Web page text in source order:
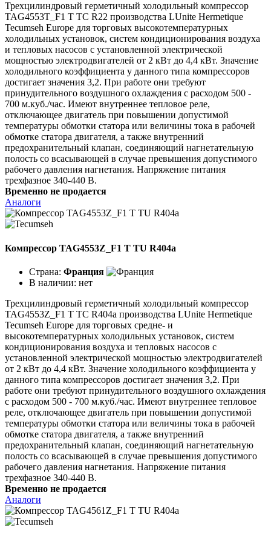
Трехцилиндровый герметичный холодильный компрессор
TAG4553T_F1 T TC R22 производства LUnite Hermetique
Tecumseh Europe для торговых высокотемпературных
холодильных установок, систем кондиционирования воздуха
и тепловых насосов с установленной электрической
мощностью электродвигателей от 2 кВт до 4,4 кВт. Значение
холодильного коэффициента у данного типа компрессоров
достигает значения 3,2. При работе они требуют
принудительного воздушного охлаждения с расходом 500 -
700 м.куб./час. Имеют внутреннее тепловое реле,
отключающее двигатель при повышении допустимой
температуры обмотки статора или величины тока в рабочей
обмотке статора двигателя, а также внутренний
предохранительный клапан, соединяющий нагнетательную
полость со всасывающей в случае превышения допустимого
рабочего давления нагнетания. Напряжение питания
трехфазное 340-440 В.
Временно не продается
Аналоги
Компрессор TAG4553Z_F1 T TU R404a
Страна: Франция
В наличии: нет
Трехцилиндровый герметичный холодильный компрессор
TAG4553Z_F1 T TC R404a производства LUnite Hermetique
Tecumseh Europe для торговых средне- и
высокотемпературных холодильных установок, систем
кондиционирования воздуха и тепловых насосов с
установленной электрической мощностью электродвигателей
от 2 кВт до 4,4 кВт. Значение холодильного коэффициента у
данного типа компрессоров достигает значения 3,2. При
работе они требуют принудительного воздушного охлаждения
с расходом 500 - 700 м.куб./час. Имеют внутреннее тепловое
реле, отключающее двигатель при повышении допустимой
температуры обмотки статора или величины тока в рабочей
обмотке статора двигателя, а также внутренний
предохранительный клапан, соединяющий нагнетательную
полость со всасывающей в случае превышения допустимого
рабочего давления нагнетания. Напряжение питания
трехфазное 340-440 В.
Временно не продается
Аналоги